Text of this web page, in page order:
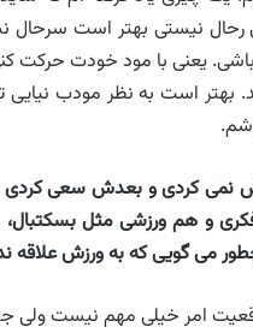
نیستی بهتر است سرحال
یعنی با مود خودت حرکت
است به نظر مودب نیایی
نمی کردی و بعدش سعی
و هم ورزشی مثل
می گویی که به ورزش علاقه
امر خیلی مهم نیست ولی